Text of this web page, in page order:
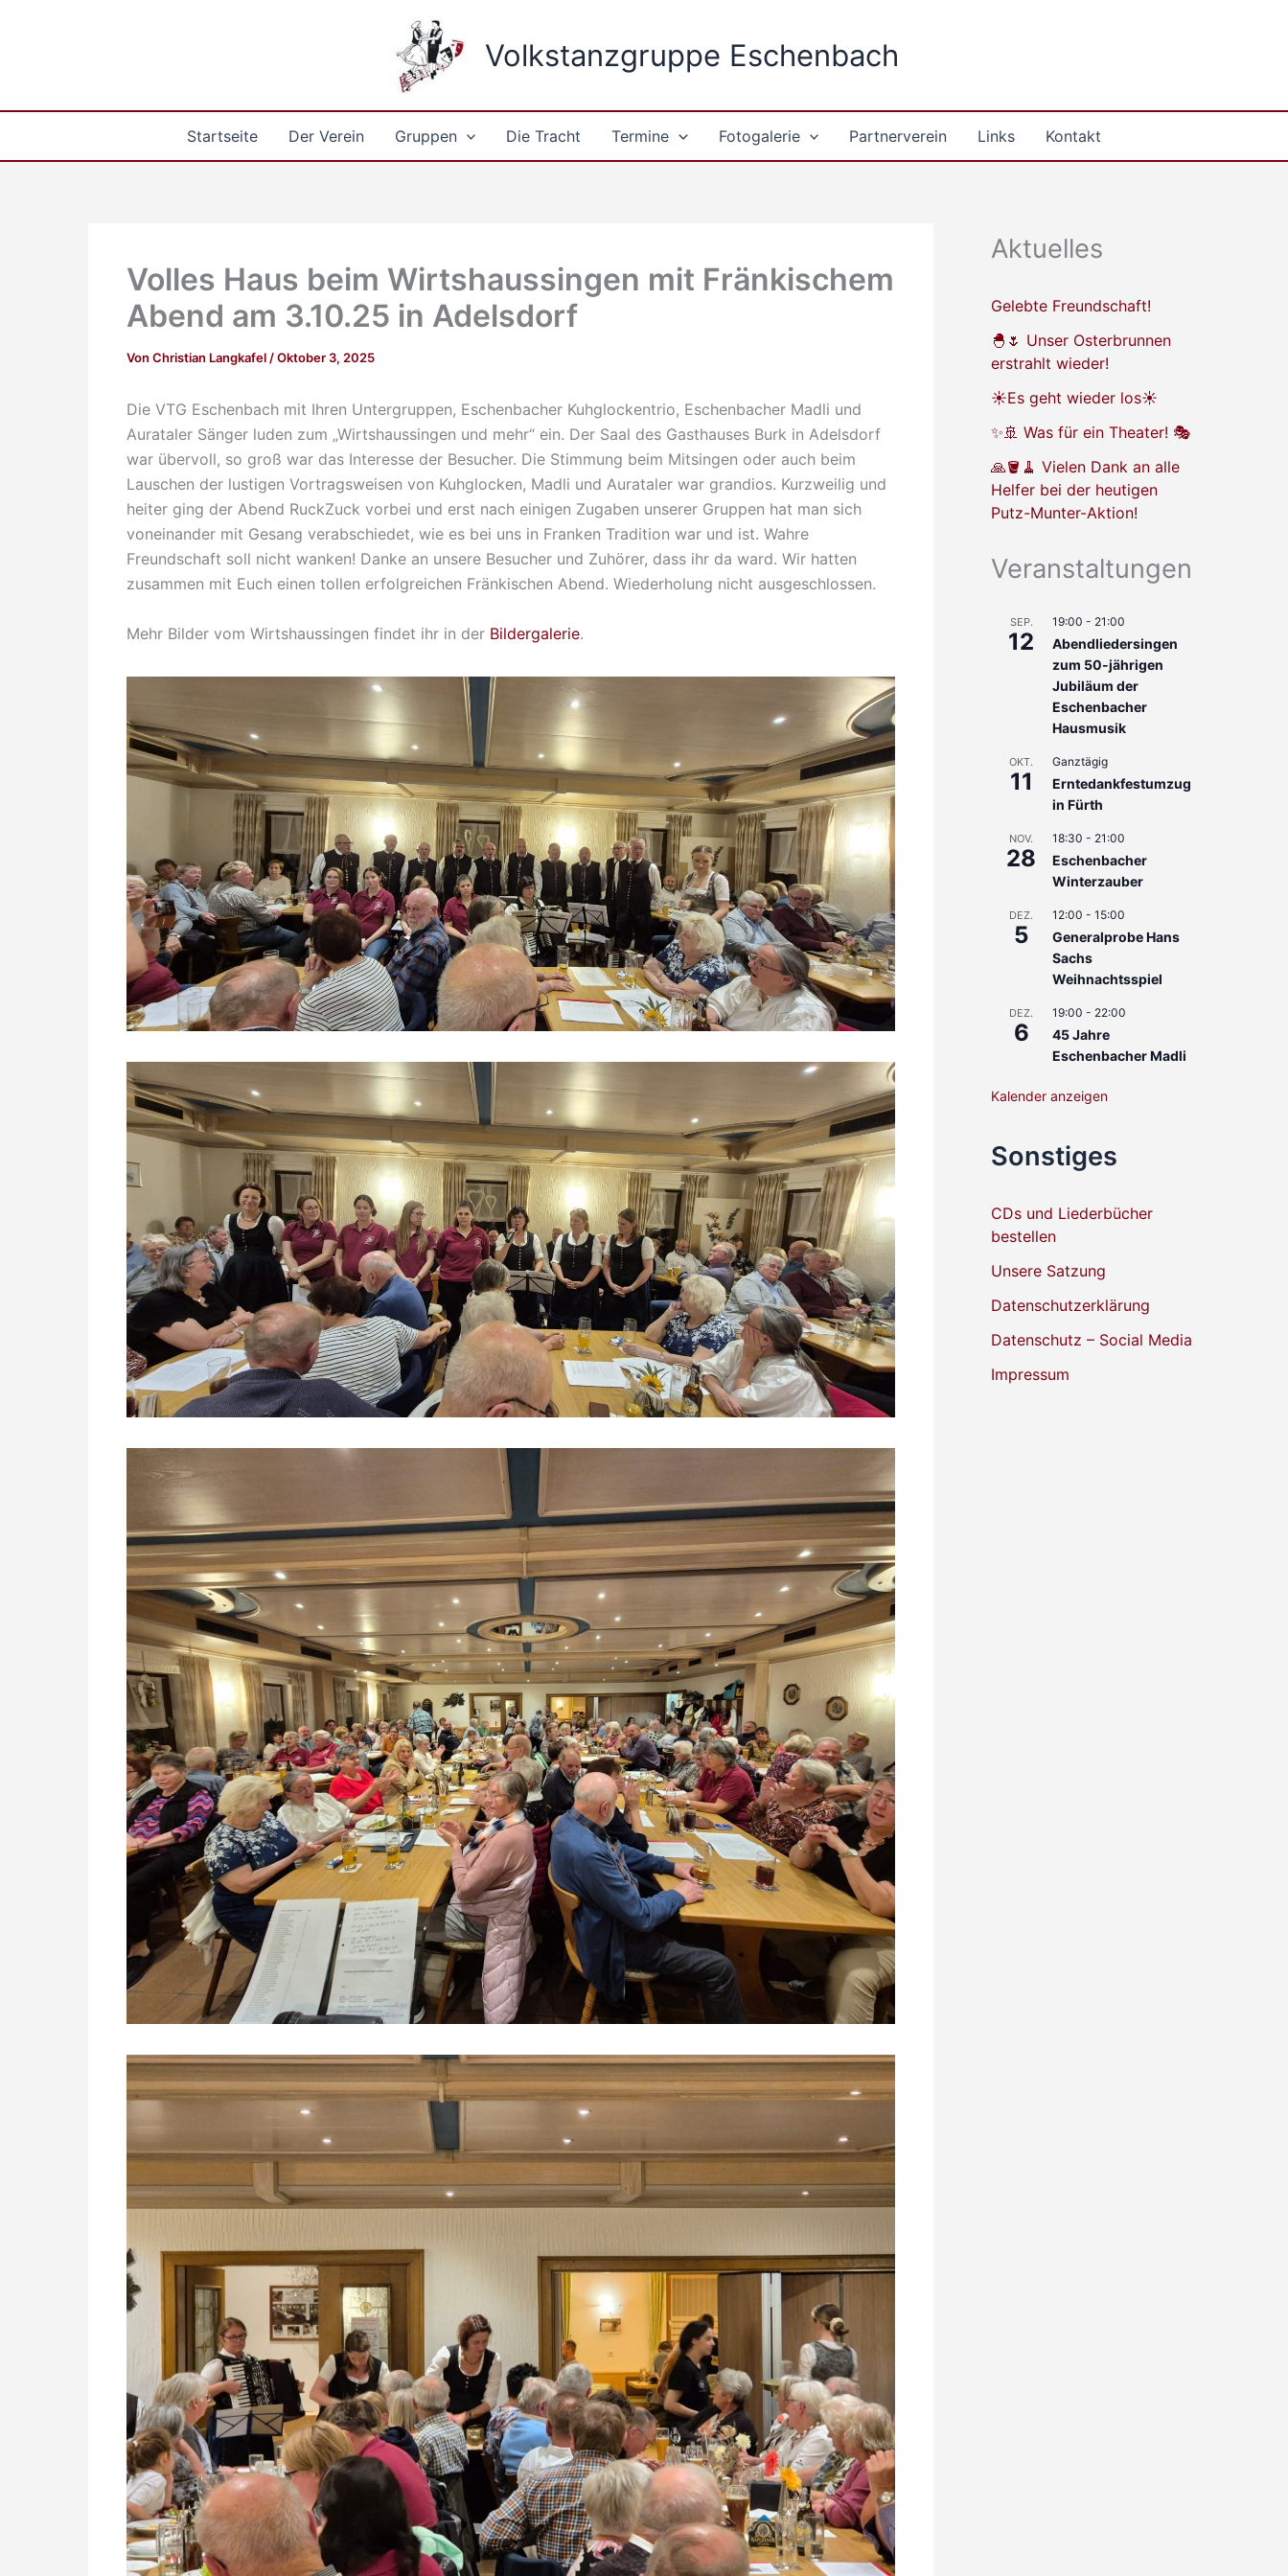
Volkstanzgruppe Eschenbach
Startseite Der Verein Gruppen Die Tracht Termine Fotogalerie Partnerverein Links Kontakt
Volles Haus beim Wirtshaussingen mit Fränkischem
Abend am 3.10.25 in Adelsdorf
Von Christian Langkafel /Oktober 3, 2025
Die VTG Eschenbach mit Ihren Untergruppen, Eschenbacher Kuhglockentrio, Eschenbacher Madli und
Aurataler Sänger luden zum „Wirtshaussingen und mehr“ ein. Der Saal des Gasthauses Burk in Adelsdorf
war übervoll, so groß war das Interesse der Besucher. Die Stimmung beim Mitsingen oder auch beim
Lauschen der lustigen Vortragsweisen von Kuhglocken, Madli und Aurataler war grandios. Kurzweilig und
heiter ging der Abend RuckZuck vorbei und erst nach einigen Zugaben unserer Gruppen hat man sich
voneinander mit Gesang verabschiedet, wie es bei uns in Franken Tradition war und ist. Wahre
Freundschaft soll nicht wanken! Danke an unsere Besucher und Zuhörer, dass ihr da ward. Wir hatten
zusammen mit Euch einen tollen erfolgreichen Fränkischen Abend. Wiederholung nicht ausgeschlossen.
Mehr Bilder vom Wirtshaussingen findet ihr in der Bildergalerie.
Aktuelles
Gelebte Freundschaft!
🐣🌷 Unser Osterbrunnen
erstrahlt wieder!
☀️Es geht wieder los☀️
✨🚢 Was für ein Theater! 🎭
🙏🪣🧹 Vielen Dank an alle
Helfer bei der heutigen
Putz-Munter-Aktion!
Veranstaltungen
SEP.
12
19:00 - 21:00
Abendliedersingen
zum 50-jährigen
Jubiläum der
Eschenbacher
Hausmusik
OKT.
11
Ganztägig
Erntedankfestumzug
in Fürth
NOV.
28
18:30 - 21:00
Eschenbacher
Winterzauber
DEZ.
5
12:00 - 15:00
Generalprobe Hans
Sachs
Weihnachtsspiel
DEZ.
6
19:00 - 22:00
45 Jahre
Eschenbacher Madli
Kalender anzeigen
Sonstiges
CDs und Liederbücher
bestellen
Unsere Satzung
Datenschutzerklärung
Datenschutz – Social Media
Impressum